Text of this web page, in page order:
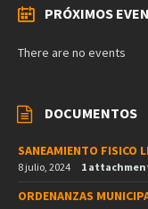
PRÓXIMOS
There are no events
DOCUMENTOS
SANEAMIENTO FISICO
8 julio, 2024 1
ORDENANZAS